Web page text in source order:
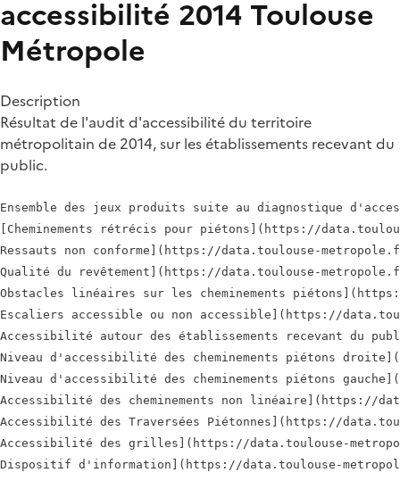
accessibilité 2014 Toulouse
Métropole
Description
Résultat de l'audit d'accessibilité du territoire
métropolitain de 2014, sur les établissements recevant du
public.
Ensemble des jeux produits suite au diagnostique
[Cheminements rétrécis pour piétons](https://
Ressauts non conforme](https://data.toulouse-
Qualité du revêtement](https://data.toulouse-
Obstacles linéaires sur les cheminements
Escaliers accessible ou non accessible](https://
Accessibilité autour des établissements recevant du
Niveau d'accessibilité des cheminements piétons
Niveau d'accessibilité des cheminements piétons
Accessibilité des cheminements non linéaire](https://
Accessibilité des Traversées Piétonnes](https://
Accessibilité des grilles](https://data.toulouse-